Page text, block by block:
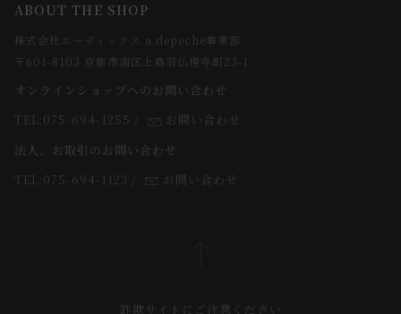
お支払方法について
お届けについて
よくあるご質問
webカタログ
求人情報
法人のお客様
スタッフ
ABOUT THE SHOP
株式会社エーディックス a.depeche事業部
〒601-8103 京都市南区上鳥羽仏現寺町23-1
オンラインショップへのお問い合わせ
TEL:075-694-1255
お問い合わせ
法人、お取引のお問い合わせ
TEL:075-694-1123
お問い合わせ
詐欺サイトにご注意ください